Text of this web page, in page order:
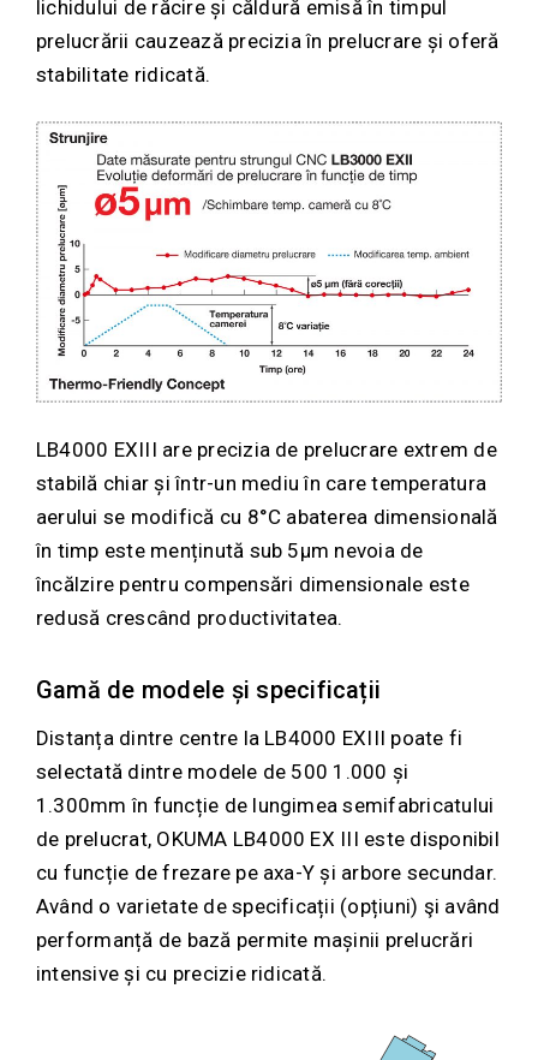
lichidului de răcire și căldură emisă în timpul
prelucrării cauzează precizia în prelucrare și oferă
stabilitate ridicată.
LB4000 EXIII are precizia de prelucrare extrem de
stabilă chiar și într-un mediu în care temperatura
aerului se modifică cu 8°C abaterea dimensională
în timp este menținută sub 5µm nevoia de
încălzire pentru compensări dimensionale este
redusă crescând productivitatea.
Gamă de modele și specificații
Distanța dintre centre la LB4000 EXIII poate fi
selectată dintre modele de 500 1.000 și
1.300mm în funcție de lungimea semifabricatului
de prelucrat, OKUMA LB4000 EX III este disponibil
cu funcție de frezare pe axa-Y și arbore secundar.
Având o varietate de specificații (opțiuni) şi având
performanță de bază permite mașinii prelucrări
intensive și cu precizie ridicată.